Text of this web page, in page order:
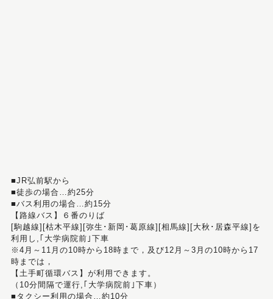
■JR弘前駅から
■徒歩の場合…約25分
■バス利用の場合…約15分
【路線バス】６番のりば
[駒越線][枯木平線][弥生･新岡･葛原線][相馬線][大秋･居森平線]を
利用し,｢大学病院前｣下車
※4月～11月の10時から18時まで，及び12月～3月の10時から17
時までは，
【土手町循環バス】が利用できます。
（10分間隔で運行,｢大学病院前｣下車）
■タクシー利用の場合…約10分